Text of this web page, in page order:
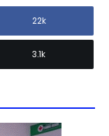
22k
3.1k